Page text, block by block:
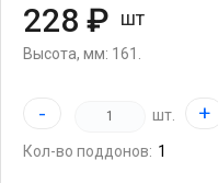
228 ₽ шт
Высота, мм: 161.
- шт. +
Кол-во поддонов: